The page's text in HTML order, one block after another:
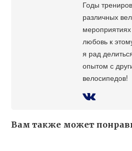
Годы
различных
любовь к
я рад
опытом с
велосипедов!
Вам также может